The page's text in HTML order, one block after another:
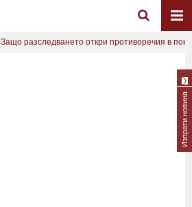
Защо разследването откри противоречия в
Изпрати новина